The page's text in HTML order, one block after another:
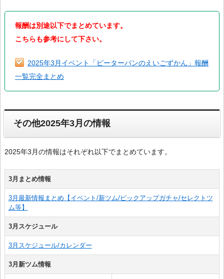
報酬は別途以下でまとめています。
こちらも参考にして下さい。
2025年3月イベント「ピーターパンのえいごずかん」報酬
一覧完全まとめ
その他2025年3月の情報
2025年3月の情報はそれぞれ以下でまとめています。
3月まとめ情報
3月最新情報まとめ【イベント/新ツム/ピックアップガチャ/セレクトツ
ム等】
3月スケジュール
3月スケジュール/カレンダー
3月新ツム情報